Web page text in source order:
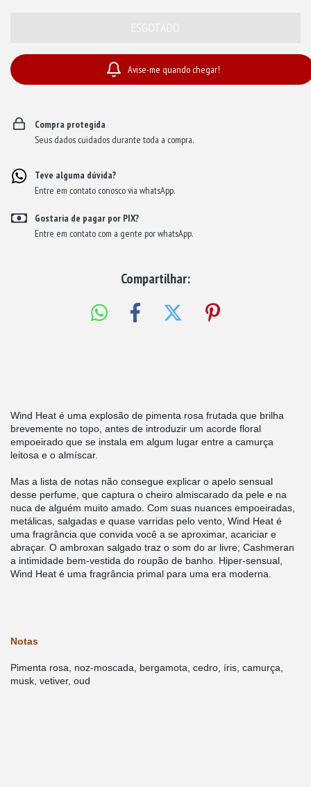
Avise-me quando chegar!
Compra protegida
Seus dados cuidados durante toda a compra.
Teve alguma dúvida?
Entre em contato conosco via whatsApp.
Gostaria de pagar por PIX?
Entre em contato com a gente por whatsApp.
Compartilhar:
Wind Heat é uma explosão de pimenta rosa frutada que brilha
brevemente no topo, antes de introduzir um acorde floral
empoeirado que se instala em algum lugar entre a camurça
leitosa e o almíscar.
Mas a lista de notas não consegue explicar o apelo sensual
desse perfume, que captura o cheiro almiscarado da pele e na
nuca de alguém muito amado. Com suas nuances empoeiradas,
metálicas, salgadas e quase varridas pelo vento, Wind Heat é
uma fragrância que convida você a se aproximar, acariciar e
abraçar. O ambroxan salgado traz o som do ar livre; Cashmeran
a intimidade bem-vestida do roupão de banho. Hiper-sensual,
Wind Heat é uma fragrância primal para uma era moderna.
Notas
Pimenta rosa, noz-moscada, bergamota, cedro, íris, camurça,
musk, vetiver, oud